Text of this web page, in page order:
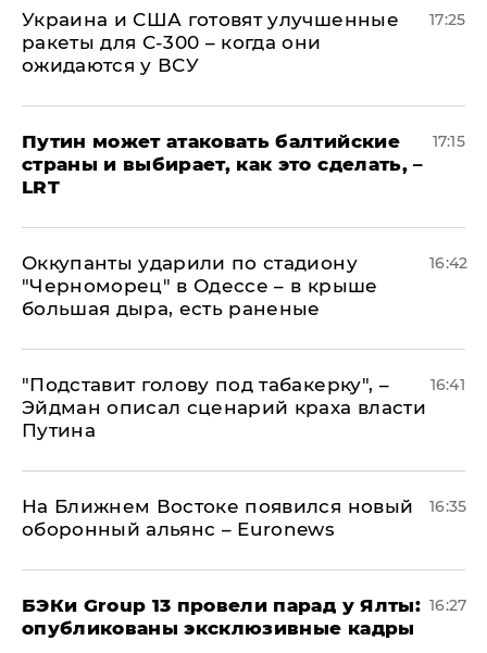
Украина и США готовят улучшенные
ракеты для С-300 – когда они
ожидаются у ВСУ
17:25
Путин может атаковать балтийские
страны и выбирает, как это сделать, –
LRT
17:15
Оккупанты ударили по стадиону
"Черноморец" в Одессе – в крыше
большая дыра, есть раненые
16:42
​"Подставит голову под табакерку", –
Эйдман описал сценарий краха власти
Путина
16:41
На Ближнем Востоке появился новый
оборонный альянс – Euronews
16:35
​БЭКи Group 13 провели парад у Ялты:
опубликованы эксклюзивные кадры
16:27